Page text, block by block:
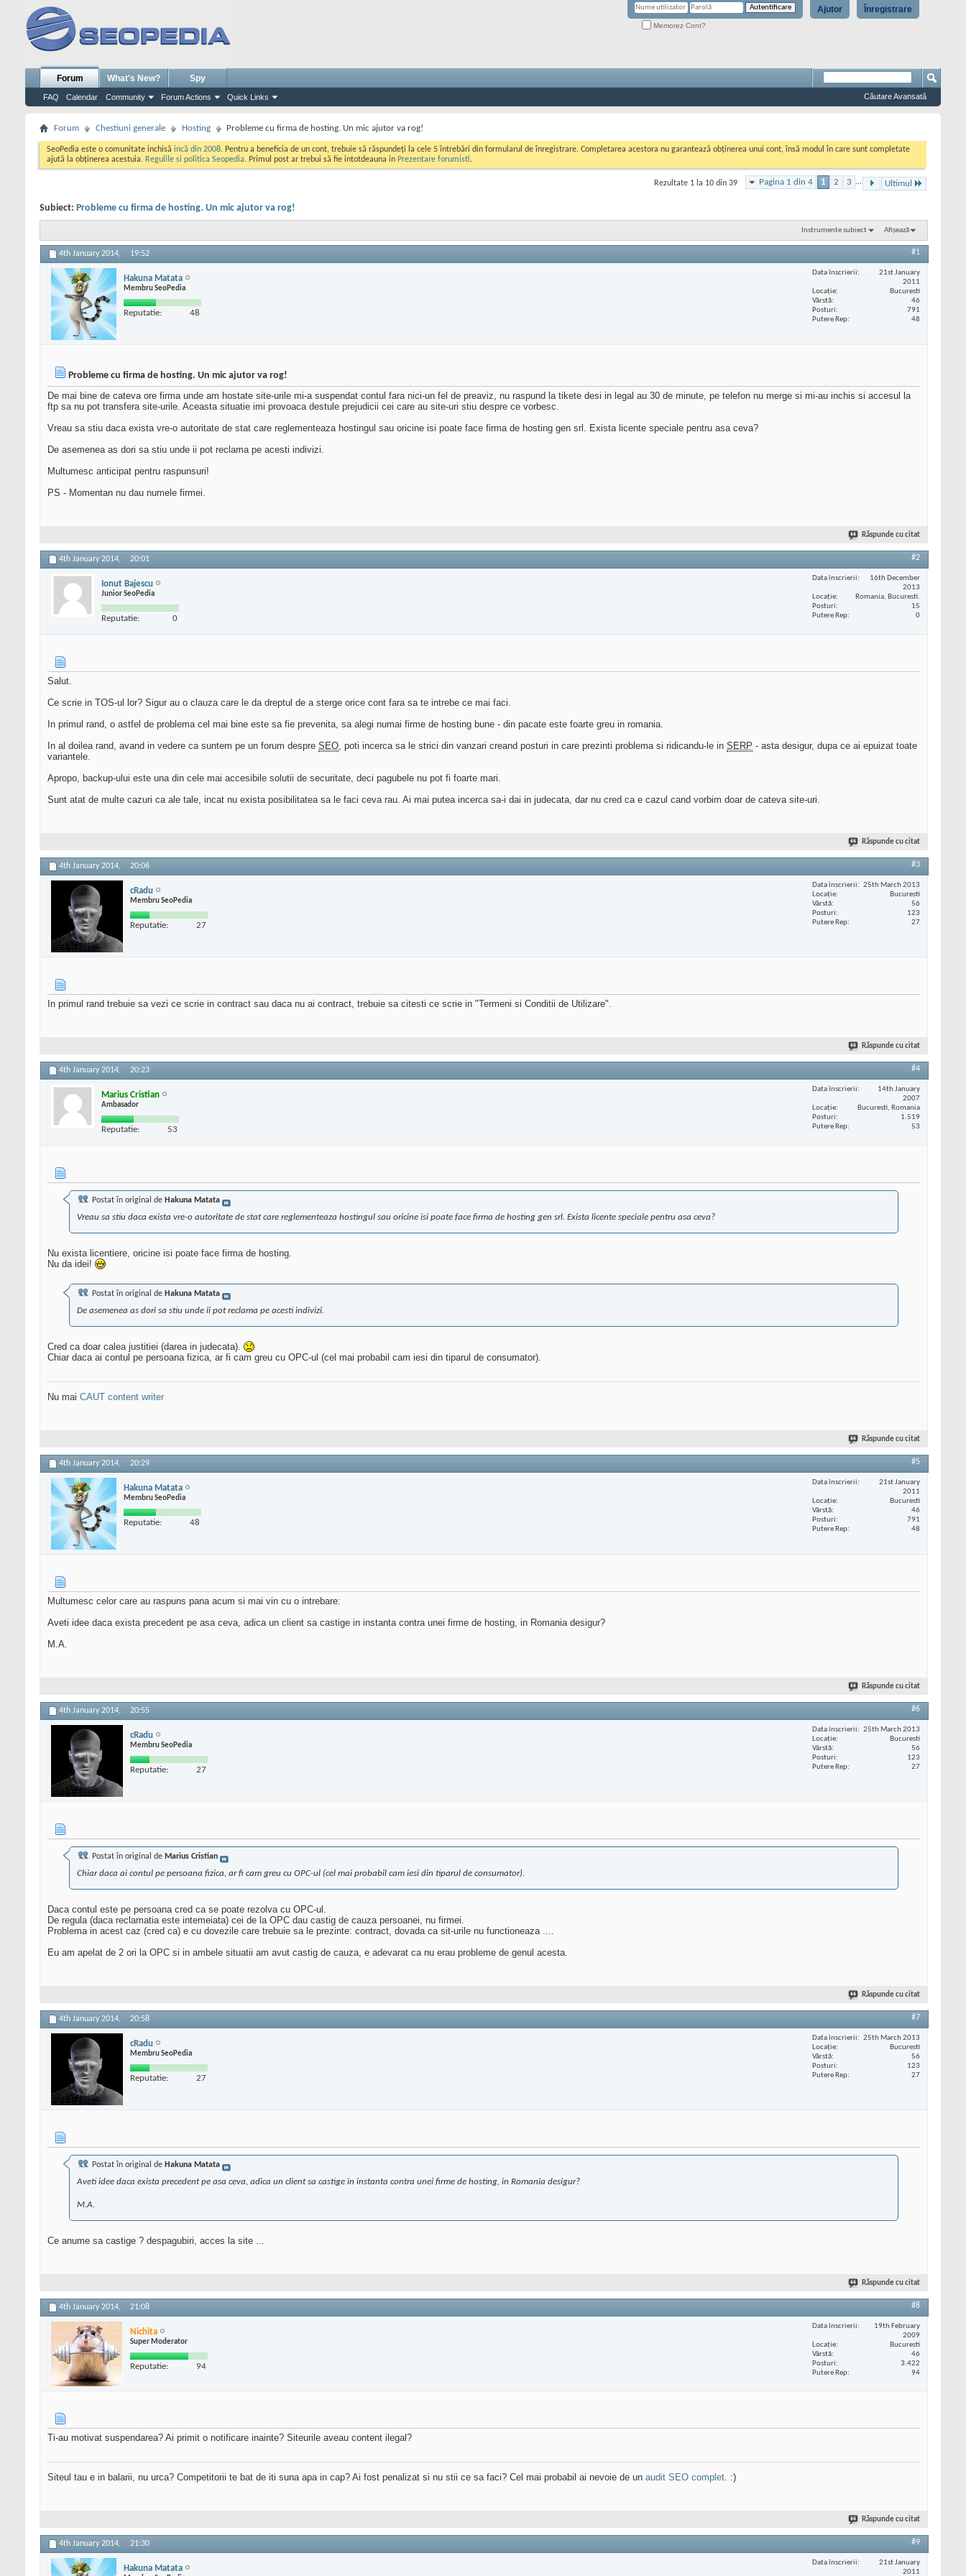
Înregistrare
Ajutor
Memorez Cont?
Forum
FAQ Calendar Community Forum Actions Quick Links
What's New? Spy
Căutare Avansată
Forum Chestiuni generale Hosting Probleme cu firma de hosting. Un mic ajutor va rog!
SeoPedia este o comunitate inchisă incă din 2008. Pentru a beneficia de un cont, trebuie să răspundeți la cele 5 întrebări din formularul de înregistrare. Completarea acestora nu garantează obținerea unui cont, însă modul în care sunt completate
ajută la obținerea acestuia. Regulile si politica Seopedia. Primul post ar trebui să fie intotdeauna in Prezentare forumisti.
Pagina 1 din 4 1 2 3 ... Ultimul
Rezultate 1 la 10 din 39
Subiect: Probleme cu firma de hosting. Un mic ajutor va rog!
Instrumente subiect Afișează
4th January 2014, 19:52 #1
Hakuna Matata
Membru SeoPedia
Reputatie: 48
Data înscrierii
21st January
2011
Locaţie
Bucuresti
Vârstă
46
Posturi
791
Putere Rep
48
Probleme cu firma de hosting. Un mic ajutor va rog!
De mai bine de cateva ore firma unde am hostate site-urile mi-a suspendat contul fara nici-un fel de preaviz, nu raspund la tikete desi in legal au 30 de minute, pe telefon nu merge si mi-au inchis si accesul la
ftp sa nu pot transfera site-urile. Aceasta situatie imi provoaca destule prejudicii cei care au site-uri stiu despre ce vorbesc.
Vreau sa stiu daca exista vre-o autoritate de stat care reglementeaza hostingul sau oricine isi poate face firma de hosting gen srl. Exista licente speciale pentru asa ceva?
De asemenea as dori sa stiu unde ii pot reclama pe acesti indivizi.
Multumesc anticipat pentru raspunsuri!
PS - Momentan nu dau numele firmei.
Răspunde cu citat
4th January 2014, 20:01 #2
Ionut Bajescu
Junior SeoPedia
Reputatie: 0
Data înscrierii
16th December
2013
Locaţie
Romania, Bucuresti.
Posturi
15
Putere Rep
0
Salut.
Ce scrie in TOS-ul lor? Sigur au o clauza care le da dreptul de a sterge orice cont fara sa te intrebe ce mai faci.
In primul rand, o astfel de problema cel mai bine este sa fie prevenita, sa alegi numai firme de hosting bune - din pacate este foarte greu in romania.
In al doilea rand, avand in vedere ca suntem pe un forum despre SEO, poti incerca sa le strici din vanzari creand posturi in care prezinti problema si ridicandu-le in SERP - asta desigur, dupa ce ai epuizat toate
variantele.
Apropo, backup-ului este una din cele mai accesibile solutii de securitate, deci pagubele nu pot fi foarte mari.
Sunt atat de multe cazuri ca ale tale, incat nu exista posibilitatea sa le faci ceva rau. Ai mai putea incerca sa-i dai in judecata, dar nu cred ca e cazul cand vorbim doar de cateva site-uri.
Răspunde cu citat
4th January 2014, 20:06 #3
cRadu
Membru SeoPedia
Reputatie: 27
Data înscrierii
25th March 2013
Locaţie
Bucuresti
Vârstă
56
Posturi
123
Putere Rep
27
In primul rand trebuie sa vezi ce scrie in contract sau daca nu ai contract, trebuie sa citesti ce scrie in "Termeni si Conditii de Utilizare".
Răspunde cu citat
4th January 2014, 20:23 #4
Marius Cristian
Ambasador
Reputatie: 53
Data înscrierii
14th January
2007
Locaţie
Bucuresti, Romania
Posturi
1.519
Putere Rep
53
Postat în original de Hakuna Matata
Vreau sa stiu daca exista vre-o autoritate de stat care reglementeaza hostingul sau oricine isi poate face firma de hosting gen srl. Exista licente speciale pentru asa ceva?
Nu exista licentiere, oricine isi poate face firma de hosting.
Nu da idei!
Postat în original de Hakuna Matata
De asemenea as dori sa stiu unde ii pot reclama pe acesti indivizi.
Cred ca doar calea justitiei (darea in judecata).
Chiar daca ai contul pe persoana fizica, ar fi cam greu cu OPC-ul (cel mai probabil cam iesi din tiparul de consumator).
Nu mai CAUT content writer
Răspunde cu citat
4th January 2014, 20:29 #5
Hakuna Matata
Membru SeoPedia
Reputatie: 48
Data înscrierii
21st January
2011
Locaţie
Bucuresti
Vârstă
46
Posturi
791
Putere Rep
48
Multumesc celor care au raspuns pana acum si mai vin cu o intrebare:
Aveti idee daca exista precedent pe asa ceva, adica un client sa castige in instanta contra unei firme de hosting, in Romania desigur?
M.A.
Răspunde cu citat
4th January 2014, 20:55 #6
cRadu
Membru SeoPedia
Reputatie: 27
Data înscrierii
25th March 2013
Locaţie
Bucuresti
Vârstă
56
Posturi
123
Putere Rep
27
Postat în original de Marius Cristian
Chiar daca ai contul pe persoana fizica, ar fi cam greu cu OPC-ul (cel mai probabil cam iesi din tiparul de consumator).
Daca contul este pe persoana cred ca se poate rezolva cu OPC-ul.
De regula (daca reclamatia este intemeiata) cei de la OPC dau castig de cauza persoanei, nu firmei.
Problema in acest caz (cred ca) e cu dovezile care trebuie sa le prezinte: contract, dovada ca sit-urile nu functioneaza ....
Eu am apelat de 2 ori la OPC si in ambele situatii am avut castig de cauza, e adevarat ca nu erau probleme de genul acesta.
Răspunde cu citat
4th January 2014, 20:58 #7
cRadu
Membru SeoPedia
Reputatie: 27
Data înscrierii
25th March 2013
Locaţie
Bucuresti
Vârstă
56
Posturi
123
Putere Rep
27
Postat în original de Hakuna Matata
Aveti idee daca exista precedent pe asa ceva, adica un client sa castige in instanta contra unei firme de hosting, in Romania desigur?
M.A.
Ce anume sa castige ? despagubiri, acces la site ...
Răspunde cu citat
4th January 2014, 21:08 #8
Nichita
Super Moderator
Reputatie: 94
Data înscrierii
19th February
2009
Locaţie
Bucuresti
Vârstă
46
Posturi
3.422
Putere Rep
94
Ti-au motivat suspendarea? Ai primit o notificare inainte? Siteurile aveau content ilegal?
Siteul tau e in balarii, nu urca? Competitorii te bat de iti suna apa in cap? Ai fost penalizat si nu stii ce sa faci? Cel mai probabil ai nevoie de un audit SEO complet. :)
Răspunde cu citat
4th January 2014, 21:30 #9
Hakuna Matata
Data înscrierii
21st January
2011